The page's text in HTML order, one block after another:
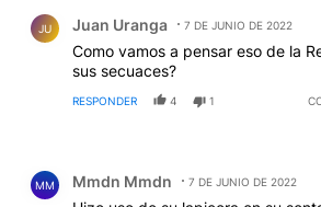
JU Juan Uranga 7 DE JUNIO DE 2022
Como vamos a pensar eso de la
sus secuaces?
RESPONDER 4 1
MM Mmdn Mmdn 7 DE JUNIO DE 2022